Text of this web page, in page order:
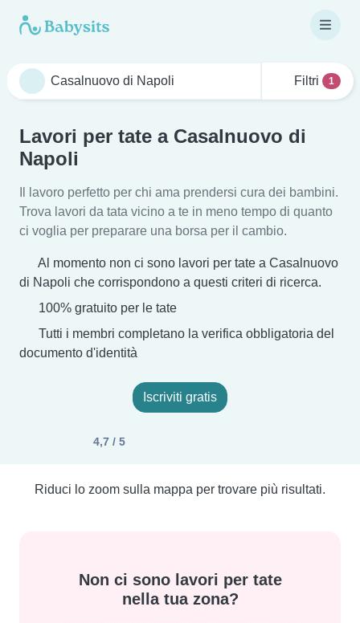
Filtri 1
Lavori per tate a Casalnuovo di
Napoli
Il lavoro perfetto per chi ama prendersi cura dei bambini.
Trova lavori da tata vicino a te in meno tempo di quanto
ci voglia per preparare una borsa per il cambio.
Al momento non ci sono lavori per tate a Casalnuovo
di Napoli che corrispondono a questi criteri di ricerca.
100% gratuito per le tate
Tutti i membri completano la verifica obbligatoria del
documento d'identità
Iscriviti gratis
4,7 / 5
Riduci lo zoom sulla mappa per trovare più risultati.
Non ci sono lavori per tate
nella tua zona?